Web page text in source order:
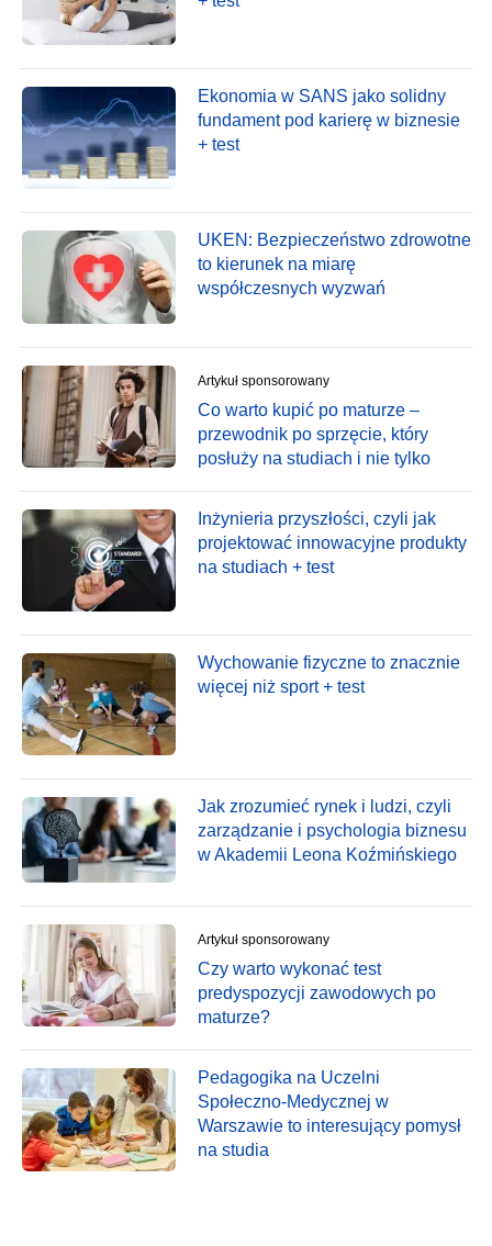
Ekonomia w SANS jako solidny
fundament pod karierę w biznesie
+ test
UKEN: Bezpieczeństwo zdrowotne
to kierunek na miarę
współczesnych wyzwań
Artykuł sponsorowany
Co warto kupić po maturze –
przewodnik po sprzęcie, który
posłuży na studiach i nie tylko
Inżynieria przyszłości, czyli jak
projektować innowacyjne produkty
na studiach + test
Wychowanie fizyczne to znacznie
więcej niż sport + test
Jak zrozumieć rynek i ludzi, czyli
zarządzanie i psychologia biznesu
w Akademii Leona Koźmińskiego
Artykuł sponsorowany
Czy warto wykonać test
predyspozycji zawodowych po
maturze?
Pedagogika na Uczelni
Społeczno-Medycznej w
Warszawie to interesujący pomysł
na studia